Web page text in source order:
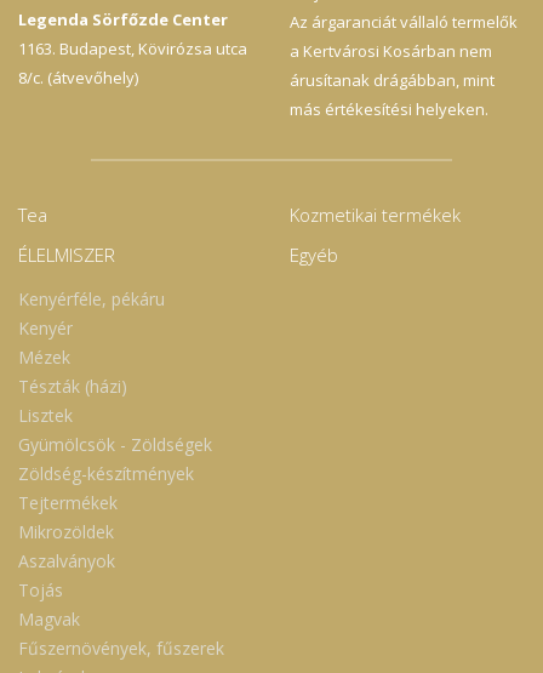
Legenda Sörfőzde Center
1163. Budapest, Kövirózsa utca
8/c. (átvevőhely)
Az árgaranciát vállaló termelők
a Kertvárosi Kosárban nem
árusítanak drágábban, mint
más értékesítési helyeken.
Tea
ÉLELMISZER
Kenyérféle, pékáru
Kenyér
Mézek
Tészták (házi)
Lisztek
Gyümölcsök - Zöldségek
Zöldség-készítmények
Tejtermékek
Mikrozöldek
Aszalványok
Tojás
Magvak
Fűszernövények, fűszerek
Kozmetikai termékek
Egyéb